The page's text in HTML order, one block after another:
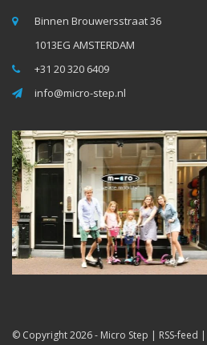
Binnen Brouwersstraat 36
1013EG AMSTERDAM
+31 20 320 6409
info@micro-step.nl
© Copyright 2026 - Micro Step | RSS-feed |